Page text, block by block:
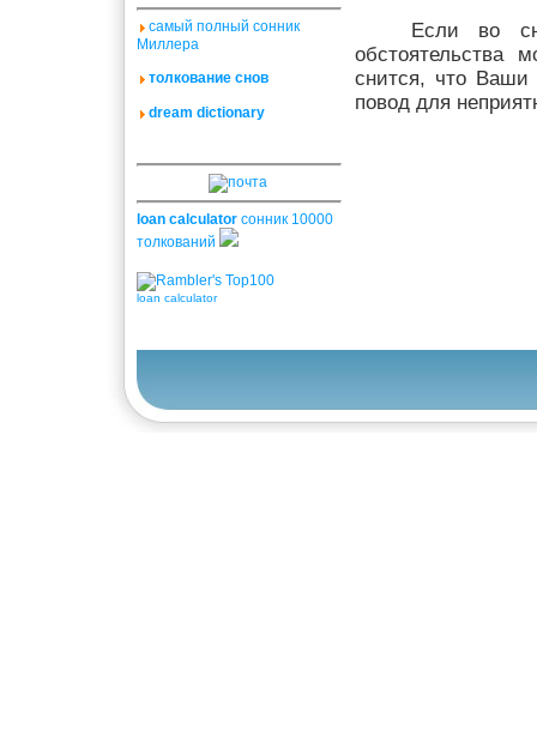
самый полный сонник
Миллера
толкование снов
dream dictionary
loan calculator сонник 10000
толкований
loan calculator
Если во
снится, что
повод для